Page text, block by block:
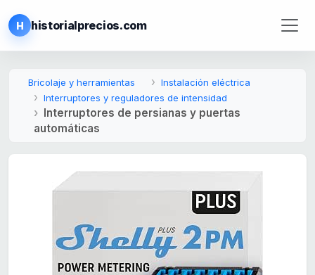
H historialprecios.com
Bricolaje y herramientas
Instalación eléctrica
Interruptores y reguladores de intensidad
Interruptores de persianas y puertas
automáticas